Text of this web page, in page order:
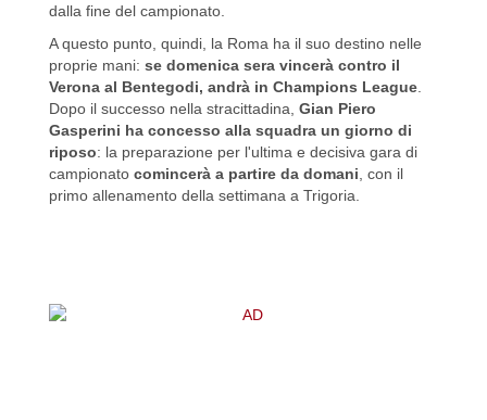
dalla fine del campionato.
A questo punto, quindi, la Roma ha il suo destino nelle
proprie mani: se domenica sera vincerà contro il
Verona al Bentegodi, andrà in Champions League.
Dopo il successo nella stracittadina, Gian Piero
Gasperini ha concesso alla squadra un giorno di
riposo: la preparazione per l'ultima e decisiva gara di
campionato comincerà a partire da domani, con il
primo allenamento della settimana a Trigoria.